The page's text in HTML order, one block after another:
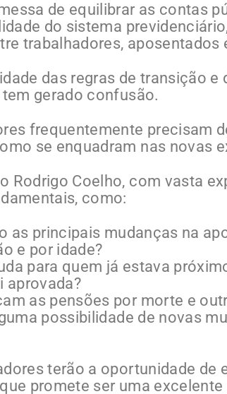
de equilibrar as contas
do sistema
trabalhadores, aposentados
das regras de transição
gerado confusão.
frequentemente precisam
se enquadram nas novas
Rodrigo Coelho, com vasta
como:
as principais mudanças na
e por idade?
para quem já estava
aprovada?
as pensões por morte e
possibilidade de novas
terão a oportunidade de
promete ser uma